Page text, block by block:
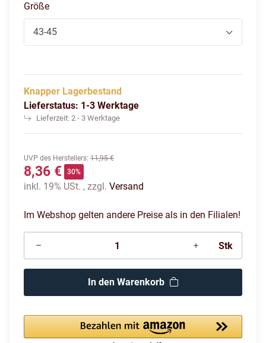
Größe
43-45
Knapper Lagerbestand
Lieferstatus: 1-3 Werktage
Lieferzeit: 2 - 3 Werktage
UVP des Herstellers: 11,95 €
8,36 € 30%
inkl. 19% USt. , zzgl. Versand
Im Webshop gelten andere Preise als in den Filialen!
Stk
In den Warenkorb